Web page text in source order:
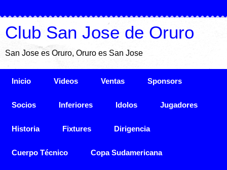
Club San Jose de Oruro
San Jose es Oruro, Oruro es San Jose
Inicio Videos Ventas Sponsors
Socios Inferiores Idolos Jugadores
Historia Fixtures Dirigencia
Cuerpo Técnico Copa Sudamericana